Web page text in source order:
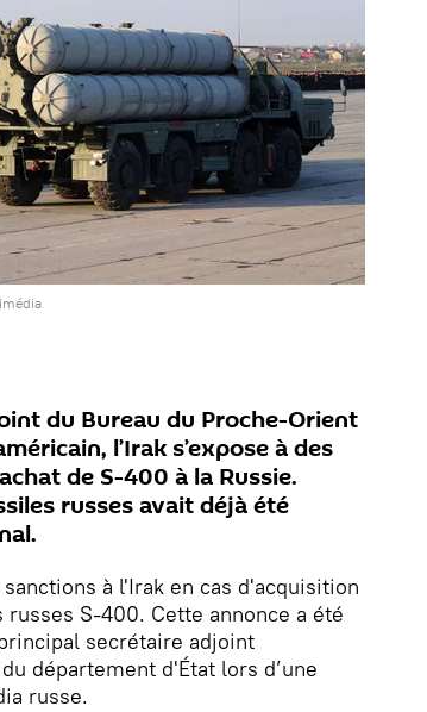
du Bureau du Proche-Orient
l’Irak s’expose à des
de S-400 à la Russie.
russes avait déjà été
à l'Irak en cas d'acquisition
S-400. Cette annonce a été
secrétaire adjoint
département d'État lors d’une
russe.